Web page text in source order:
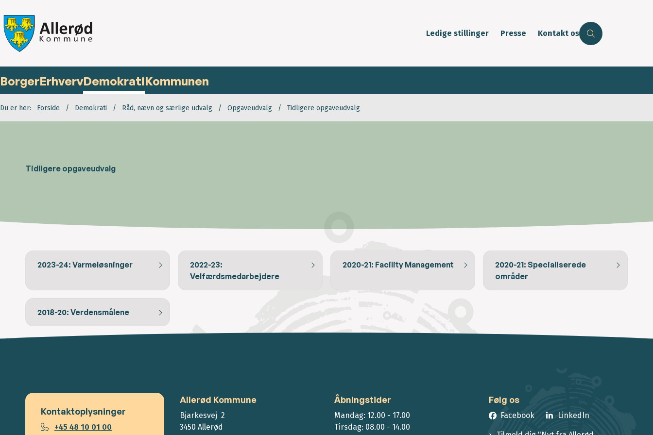
Ledige stillinger Presse Kontakt os
BorgerErhvervDemokratiKommunen
Du er her: Forside Demokrati Råd, nævn og særlige udvalg Opgaveudvalg Tidligere opgaveudvalg
Tidligere opgaveudvalg
2023-24: Varmeløsninger
2022-23:
Velfærdsmedarbejdere
2020-21: Facility Management
2020-21: Specialiserede
områder
2018-20: Verdensmålene
Kontaktoplysninger
+45 48 10 01 00
Allerød Kommune
Bjarkesvej 2
3450 Allerød
Åbningstider
Mandag: 12.00 - 17.00
Tirsdag: 08.00 - 14.00
Følg os
Facebook LinkedIn